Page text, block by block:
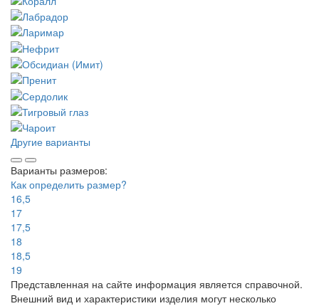
Другие варианты
Варианты размеров:
Как определить размер?
16,5
17
17,5
18
18,5
19
Представленная на сайте информация является справочной.
Внешний вид и характеристики изделия могут несколько